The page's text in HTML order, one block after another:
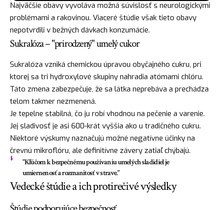
Najväčšie obavy vyvoláva možná súvislosť s neurologickými
problémami a rakovinou. Viaceré štúdie však tieto obavy
nepotvrdili v bežných dávkach konzumácie.
Sukralóza – "prirodzený" umelý cukor
Sukralóza vzniká chemickou úpravou obyčajného cukru, pri
ktorej sa tri hydroxylové skupiny nahradia atómami chlóru.
Táto zmena zabezpečuje, že sa látka neprebáva a prechádza
telom takmer nezmenená.
Je tepelne stabilná, čo ju robí vhodnou na pečenie a varenie.
Jej sladivosť je asi 600-krát vyššia ako u tradičného cukru.
Niektoré výskumy naznačujú možné negatívne účinky na
črevnú mikroflóru, ale definitívne závery zatiaľ chýbajú.
"Kľúčom k bezpečnému používaniu umelých sladidiel je
umiernenosť a rozmanitosť v strave."
Vedecké štúdie a ich protirečivé výsledky